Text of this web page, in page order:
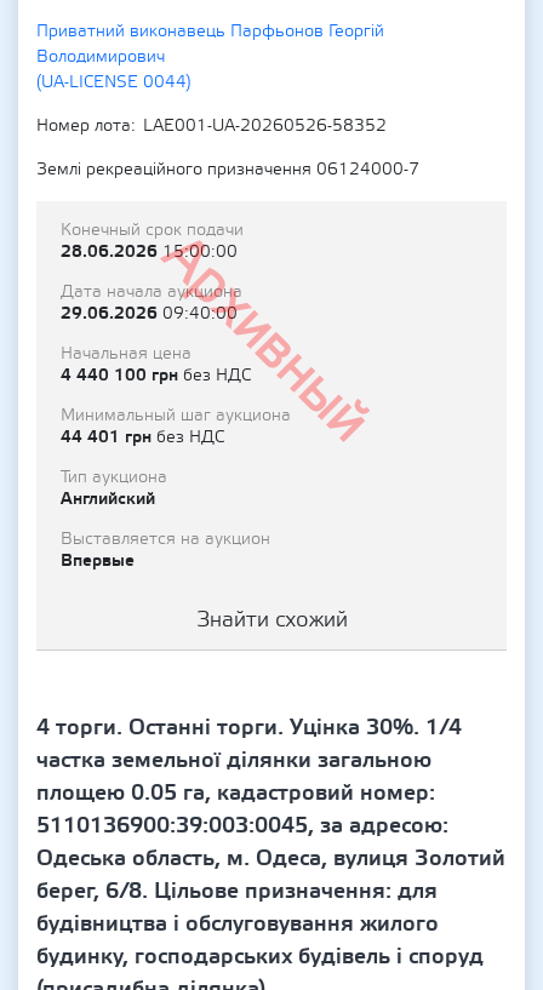
Приватний виконавець Парфьонов Георгій
Володимирович
(UA-LICENSE 0044)
Номер лота
LAE001-UA-20260526-58352
Землі рекреаційного призначення 06124000-7
Архивный
Конечный срок подачи
28.06.202615:00:00
Дата начала аукциона
29.06.2026 09:40:00
Начальная цена
4 440 100 грн без НДС
Минимальный шаг аукциона
44 401 грн без НДС
Тип аукциона
Английский
Выставляется на аукцион
Впервые
Знайти схожий
4 торги. Останні торги. Уцінка 30%. 1/4
частка земельної ділянки загальною
площею 0.05 га, кадастровий номер:
5110136900:39:003:0045, за адресою:
Одеська область, м. Одеса, вулиця Золотий
берег, 6/8. Цільове призначення: для
будівництва і обслуговування жилого
будинку, господарських будівель і споруд